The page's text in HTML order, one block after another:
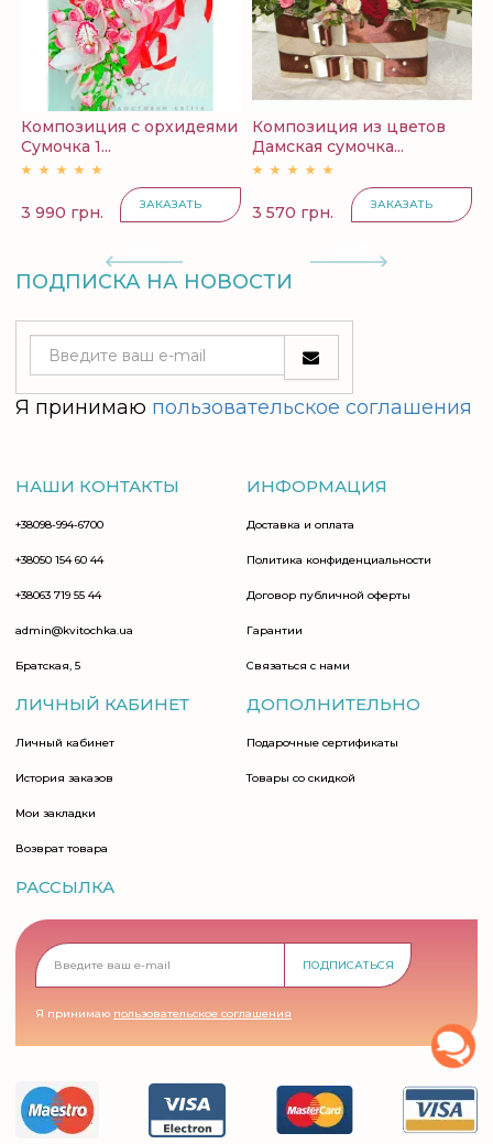
Композиция с орхидеями
Сумочка 1...
3 990 грн. ЗАКАЗАТЬ
Композиция из цветов
Дамская сумочка...
3 570 грн. ЗАКАЗАТЬ
ПОДПИСКА НА НОВОСТИ
Я принимаю пользовательское соглашения
НАШИ КОНТАКТЫ
+38098-994-6700
+38050 154 60 44
+38063 719 55 44
admin@kvitochka.ua
Братская, 5
ИНФОРМАЦИЯ
Доставка и оплата
Политика конфиденциальности
Договор публичной оферты
Гарантии
Связаться с нами
ЛИЧНЫЙ КАБИНЕТ
Личный кабинет
История заказов
Мои закладки
Возврат товара
ДОПОЛНИТЕЛЬНО
Подарочные сертификаты
Товары со скидкой
РАССЫЛКА
ПОДПИСАТЬСЯ
Я принимаю пользовательское соглашения